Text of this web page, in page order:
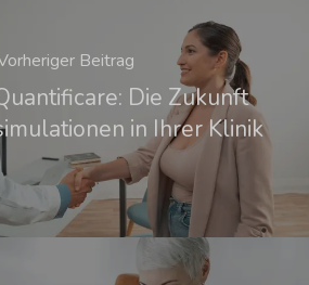
Beitrag
Die Zukunft
in Ihrer Klinik